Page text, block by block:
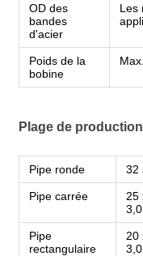
OD des
bandes
d'acier
Les
Poids de la
bobine
Plage de production
Pipe ronde 32
Pipe carrée
25
3,0
Pipe
rectangulaire
20
3,0